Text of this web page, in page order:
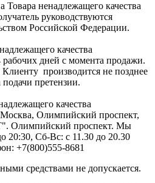
Товара ненадлежащего качества
руководствуются
Российской Федерации.
качества
дней с момента продажи.
производится не позднее
претензии.
качества
Олимпийский проспект,
Олимпийский проспект. Мы
20:30, Сб-Вс: с 11.30 до 20.30
+7(800)555-8681
средствами не допускается.